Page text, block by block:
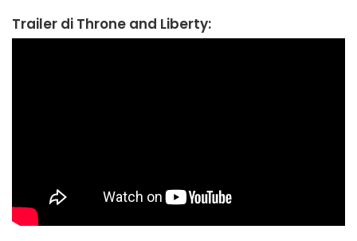
Trailer di Throne and Liberty: